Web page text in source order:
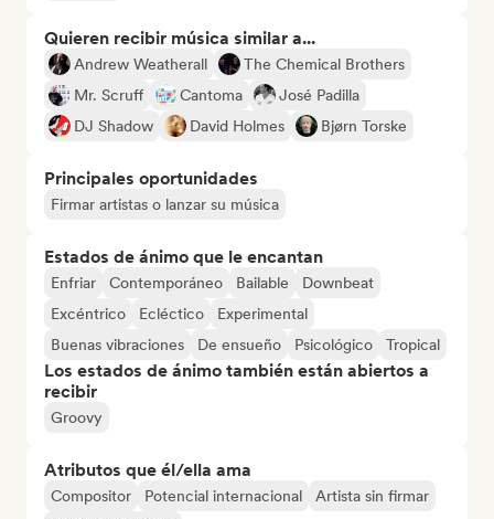
Quieren recibir música similar a...
Andrew Weatherall
The Chemical Brothers
Mr. Scruff
Cantoma
José Padilla
DJ Shadow
David Holmes Bjørn Torske
Principales oportunidades
Firmar artistas o lanzar su música
Estados de ánimo que le encantan
Enfriar Contemporáneo Bailable
Downbeat
Excéntrico
Ecléctico
Experimental
Buenas vibraciones
De ensueño Psicológico Tropical
Los estados de ánimo también están abiertos a
recibir
Groovy
Atributos que él/ella ama
Compositor Potencial internacional
Artista sin firmar